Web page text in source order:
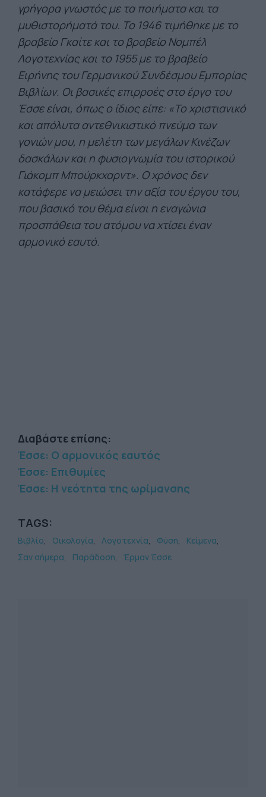
γρήγορα γνωστός με τα ποιήματα και τα
μυθιστορήματά του. Το 1946 τιμήθηκε με το
βραβείο Γκαίτε και το βραβείο Νομπέλ
Λογοτεχνίας και το 1955 με το βραβείο
Ειρήνης του Γερμανικού Συνδέσμου Εμπορίας
Βιβλίων. Οι βασικές επιρροές στο έργο του
Έσσε είναι, όπως ο ίδιος είπε: «Το χριστιανικό
και απόλυτα αντεθνικιστικό πνεύμα των
γονιών μου, η μελέτη των μεγάλων Κινέζων
δασκάλων και η φυσιογνωμία του ιστορικού
Γιάκομπ Μπούρκχαρντ». Ο χρόνος δεν
κατάφερε να μειώσει την αξία του έργου του,
που βασικό του θέμα είναι η εναγώνια
προσπάθεια του ατόμου να χτίσει έναν
αρμονικό εαυτό.
Διαβάστε επίσης:
Έσσε: O αρμονικός εαυτός
Έσσε: Επιθυμίες
Έσσε: Η νεότητα της ωρίμανσης
TAGS:
Βιβλίο Οικολογία Λογοτεχνία Φύση
Κείμενα
Σαν σήμερα
Παράδοση Έρμαν Έσσε